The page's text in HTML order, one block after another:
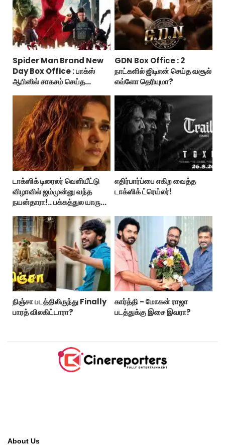
Spider Man Brand New
Day Box Office : பாக்ஸ்
ஆபிஸில் சாகசம் செய்த
GDN Box Office : 2
நாட்களில் ஜிடிஎன் செய்த வசூல்
எவ்ளோ தெரியுமா?
டாக்ஸிக் டிரைலர் வெளியீட்டு
விழாவில் ஜம்முன்னு வந்த
நயன்தாரா!.. பக்கத்துல யாரு
எதிர்பார்ப்பை எகிற வைத்த
டாக்ஸிக் ட்ரெய்லர்!
நிஞ்சா படத்திலிருந்து Finally
பாரத் விலகிட்டாரா?
கார்த்தி - மோகன் ராஜா
படத்துக்கு இசை இவரா?
About Us